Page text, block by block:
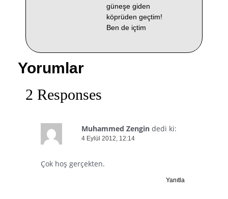
güneşe giden
köprüden geçtim!
Ben de içtim
Yorumlar
2 Responses
Muhammed Zengin dedi ki:
4 Eylül 2012, 12:14
Çok hoş gerçekten.
Yanıtla